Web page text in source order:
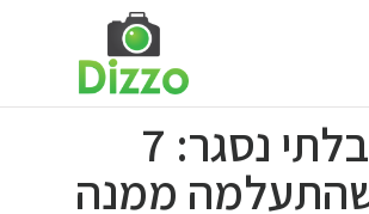
השביל הבלתי נסגר: 7
ממנה